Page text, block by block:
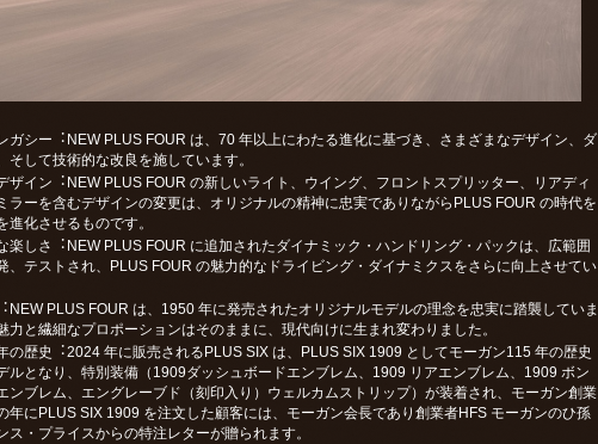
ガシー︓NEW PLUS FOUR は、70 年以上にわたる進化に基づき、さまざまなデザイン、ダ
そして技術的な改良を施しています。
ザイン︓NEW PLUS FOUR の新しいライト、ウイング、フロントスプリッター、リアディ
ラーを含むデザインの変更は、オリジナルの精神に忠実でありながらPLUS FOUR の時代を
進化させるものです。
楽しさ︓NEW PLUS FOUR に追加されたダイナミック・ハンドリング・パックは、広範囲
、テストされ、PLUS FOUR の魅⼒的なドライビング・ダイナミクスをさらに向上させてい
PLUS FOUR は、1950 年に発売されたオリジナルモデルの理念を忠実に踏襲していま
⼒と繊細なプロポーションはそのままに、現代向けに生まれ変わりました。
の歴史︓2024 年に販売されるPLUS SIX は、PLUS SIX 1909 としてモーガン115 年の歴史
ルとなり、特別装備（1909ダッシュボードエンブレム、1909 リアエンブレム、1909 ボン
ンブレム、エングレーブド（刻印入り）ウェルカムストリップ）が装着され、モーガン創業
年にPLUS SIX 1909 を注⽂した顧客には、モーガン会⻑であり創業者HFS モーガンのひ孫
ス・プライスからの特注レターが贈られます。